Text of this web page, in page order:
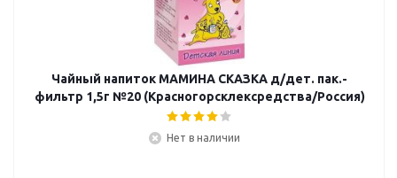
Чайный напиток МАМИНА СКАЗКА д/дет. пак.-
фильтр 1,5г №20 (Красногорсклексредства/Россия)
Нет в наличии